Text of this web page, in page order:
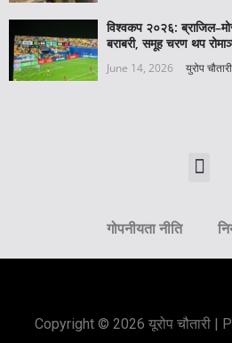
विश्वकप २०२६:
बराबरी, समूह चरण थप
June 14, 2026 युरोप
गोपनीयता नीति
Copyright © 2026 यूरोप चौतारी |